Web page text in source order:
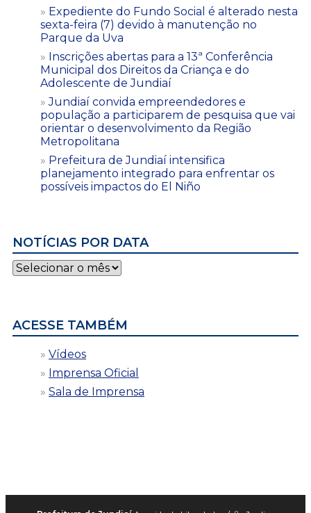
Expediente do Fundo Social é alterado nesta
sexta-feira (7) devido à manutenção no
Parque da Uva
Inscrições abertas para a 13ª Conferência
Municipal dos Direitos da Criança e do
Adolescente de Jundiaí
Jundiaí convida empreendedores e
população a participarem de pesquisa que vai
orientar o desenvolvimento da Região
Metropolitana
Prefeitura de Jundiaí intensifica
planejamento integrado para enfrentar os
possíveis impactos do El Niño
NOTÍCIAS POR DATA
Notícias
por
ACESSE TAMBÉM
Vídeos
Imprensa Oficial
Sala de Imprensa